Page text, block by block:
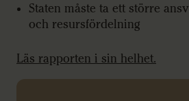
Staten måste ta ett större
och resursfördelning
Läs rapporten i sin helhet.